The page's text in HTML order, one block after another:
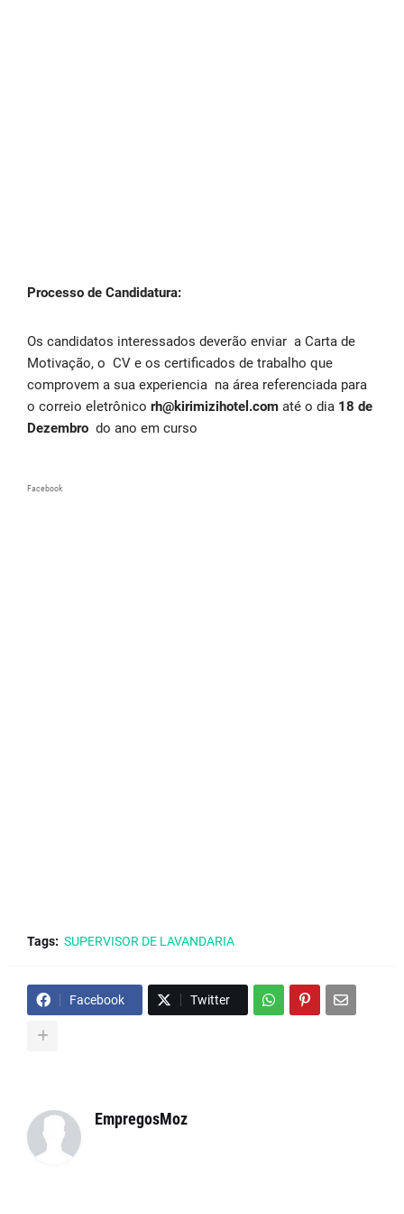
Processo de Candidatura:
Os candidatos interessados deverão enviar a Carta de
Motivação, o CV e os certificados de trabalho que
comprovem a sua experiencia na área referenciada para
o correio eletrônico rh@kirimizihotel.com até o dia 18 de
Dezembro do ano em curso
Facebook
Tags: SUPERVISOR DE LAVANDARIA
Facebook Twitter
EmpregosMoz